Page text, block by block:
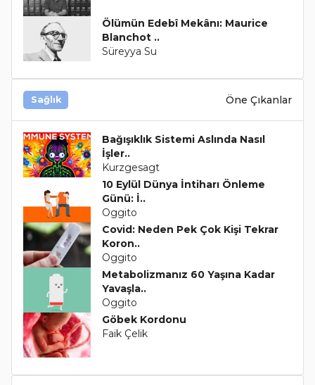
Ölümün Edebî Mekânı: Maurice
Blanchot ..
Süreyya Su
Sağlık Öne Çıkanlar
Bağışıklık Sistemi Aslında Nasıl
İşler..
Kurzgesagt
10 Eylül Dünya İntiharı Önleme
Günü: İ..
Oggito
Covid: Neden Pek Çok Kişi Tekrar
Koron..
Oggito
Metabolizmanız 60 Yaşına Kadar
Yavaşla..
Oggito
Göbek Kordonu
Faik Çelik